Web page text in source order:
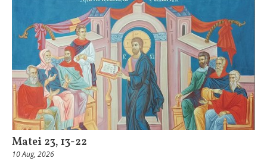
Matei 23, 13-22
10 Aug, 2026